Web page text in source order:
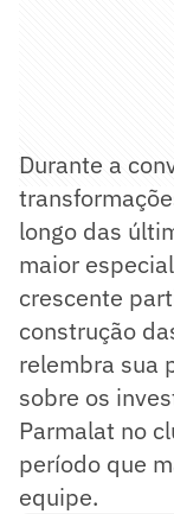
Durante a
longo das
maior
crescente
construção
relembra sua
sobre os
Parmalat no
período que
equipe.